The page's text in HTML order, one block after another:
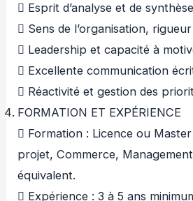
 Esprit d’analyse et de
 Sens de l’organisation,
 Leadership et capacité à
 Excellente communication
 Réactivité et gestion des
FORMATION ET EXPÉRIENCE
 Formation : Licence ou
projet, Commerce,
équivalent.
 Expérience : 3 à 5 ans